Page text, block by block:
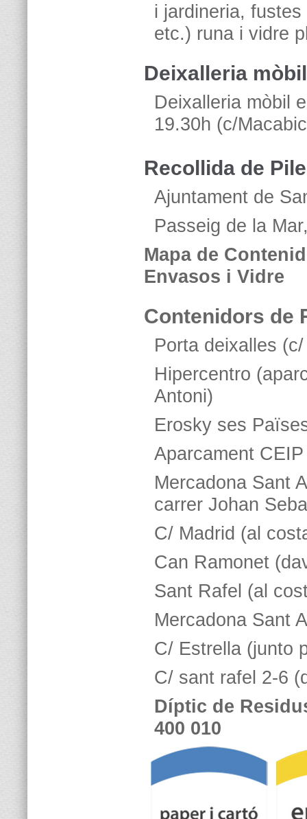
i jardineria,
etc.) runa i vidre
Deixalleria mòbil
Deixalleria mòbil
19.30h (c/
Recollida de
Ajuntament de
Passeig de la
Mapa de
Envasos i Vidre
Contenidors de
Porta deixalles
Hipercentro
Antoni)
Erosky ses
Aparcament
Mercadona Sant
carrer Johan
C/ Madrid (al
Can Ramonet
Sant Rafel (al
Mercadona Sant
C/ Estrella (junto
C/ sant rafel 2-6
Díptic de
400 010